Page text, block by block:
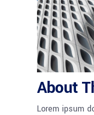
About
Lorem ipsum